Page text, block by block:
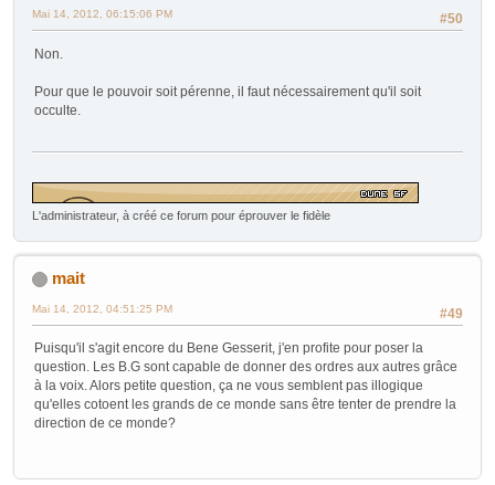
#50
Mai 14, 2012, 06:15:06 PM
Non.
Pour que le pouvoir soit pérenne, il faut nécessairement qu'il soit
occulte.
L'administrateur, à créé ce forum pour éprouver le fidèle
mait
#49
Mai 14, 2012, 04:51:25 PM
Puisqu'il s'agit encore du Bene Gesserit, j'en profite pour poser la
question. Les B.G sont capable de donner des ordres aux autres grâce
à la voix. Alors petite question, ça ne vous semblent pas illogique
qu'elles cotoent les grands de ce monde sans être tenter de prendre la
direction de ce monde?